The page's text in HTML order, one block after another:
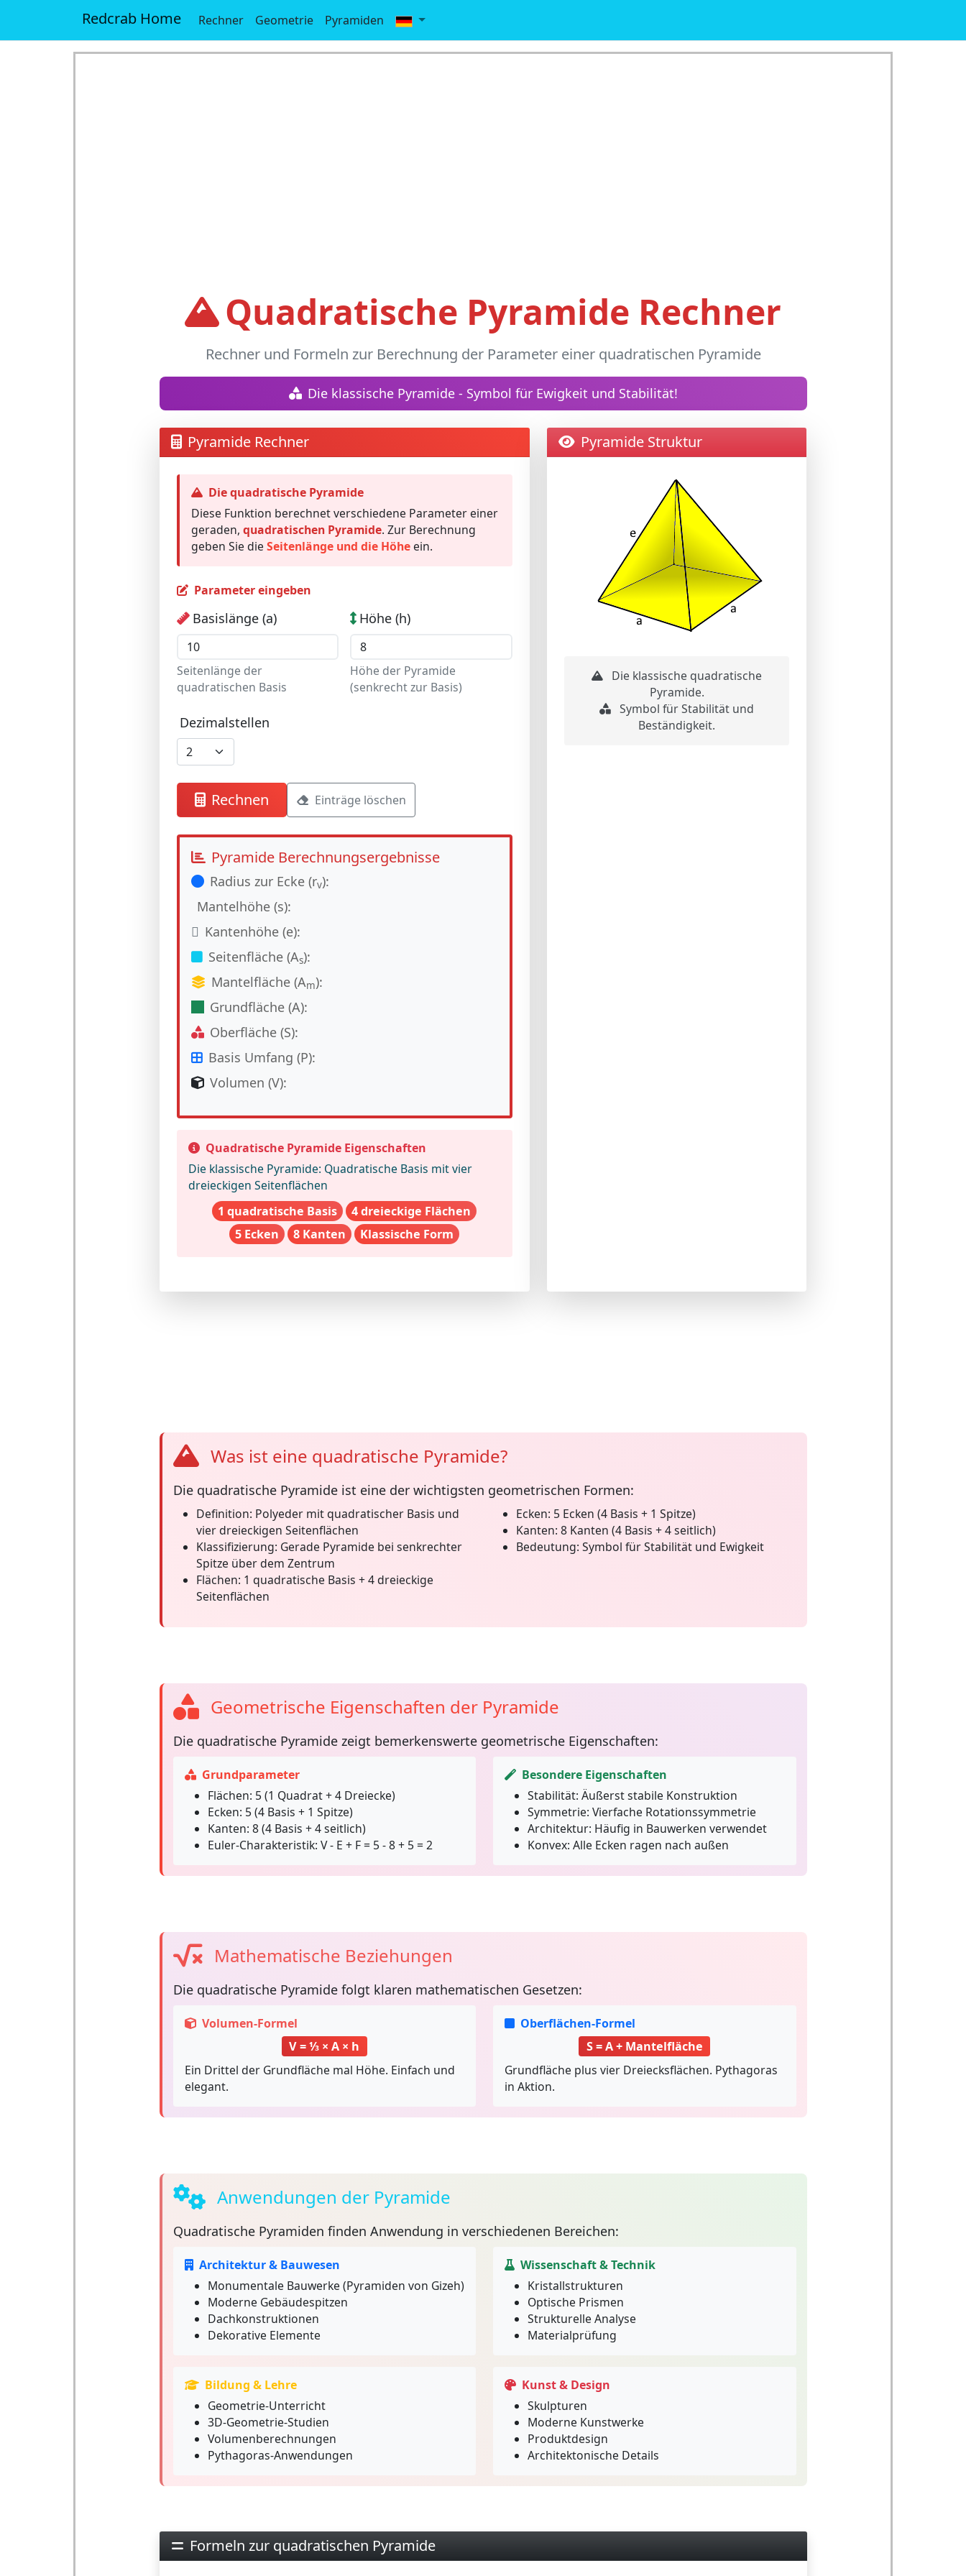
Redcrab Home Rechner Geometrie Pyramiden
Quadratische Pyramide Rechner
Rechner und Formeln zur Berechnung der Parameter einer quadratischen Pyramide
Die klassische Pyramide - Symbol für Ewigkeit und Stabilität!
Pyramide Rechner
Die quadratische Pyramide
Diese Funktion berechnet verschiedene Parameter einer
geraden, quadratischen Pyramide. Zur Berechnung
geben Sie die Seitenlänge und die Höheein.
Parameter eingeben
Basislänge (a)
Seitenlänge der
quadratischen Basis
Höhe (h)
Höhe der Pyramide
(senkrecht zur Basis)
Dezimalstellen
Rechnen Einträge löschen
Pyramide Berechnungsergebnisse
Radius zur Ecke (rv):
Mantelhöhe (s):
Kantenhöhe (e):
Seitenfläche (As):
Mantelfläche (Am):
Grundfläche (A):
Oberfläche (S):
Basis Umfang (P):
Volumen (V):
Quadratische Pyramide Eigenschaften
Die klassische Pyramide: Quadratische Basis mit vier
dreieckigen Seitenflächen
1 quadratische Basis
4 dreieckige Flächen
5 Ecken
8 Kanten Klassische Form
Pyramide Struktur
Die klassische quadratische
Pyramide.
Symbol für Stabilität und
Beständigkeit.
Was ist eine quadratische Pyramide?
Die quadratische Pyramideist eine der wichtigsten geometrischen Formen:
Definition: Polyeder mit quadratischer Basis und
vier dreieckigen Seitenflächen
Klassifizierung: Gerade Pyramide bei senkrechter
Spitze über dem Zentrum
Flächen: 1 quadratische Basis + 4 dreieckige
Seitenflächen
Ecken: 5 Ecken (4 Basis + 1 Spitze)
Kanten: 8 Kanten (4 Basis + 4 seitlich)
Bedeutung: Symbol für Stabilität und Ewigkeit
Geometrische Eigenschaften der Pyramide
Die quadratische Pyramidezeigt bemerkenswerte geometrische Eigenschaften:
Grundparameter
Flächen: 5 (1 Quadrat + 4 Dreiecke)
Ecken: 5 (4 Basis + 1 Spitze)
Kanten: 8 (4 Basis + 4 seitlich)
Euler-Charakteristik: V - E + F = 5 - 8 + 5 = 2
Besondere Eigenschaften
Stabilität: Äußerst stabile Konstruktion
Symmetrie: Vierfache Rotationssymmetrie
Architektur: Häufig in Bauwerken verwendet
Konvex: Alle Ecken ragen nach außen
Mathematische Beziehungen
Die quadratische Pyramidefolgt klaren mathematischen Gesetzen:
Volumen-Formel
V = ⅓ × A × h
Ein Drittel der Grundfläche mal Höhe. Einfach und
elegant.
Oberflächen-Formel
S = A + Mantelfläche
Grundfläche plus vier Dreiecksflächen. Pythagoras
in Aktion.
Anwendungen der Pyramide
Quadratische Pyramiden finden Anwendung in verschiedenen Bereichen:
Architektur & Bauwesen
Monumentale Bauwerke (Pyramiden von Gizeh)
Moderne Gebäudespitzen
Dachkonstruktionen
Dekorative Elemente
Wissenschaft & Technik
Kristallstrukturen
Optische Prismen
Strukturelle Analyse
Materialprüfung
Bildung & Lehre
Geometrie-Unterricht
3D-Geometrie-Studien
Volumenberechnungen
Pythagoras-Anwendungen
Kunst & Design
Skulpturen
Moderne Kunstwerke
Produktdesign
Architektonische Details
Formeln zur quadratischen Pyramide